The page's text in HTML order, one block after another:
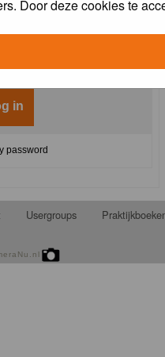
Door deze cookies te
password
Usergroups